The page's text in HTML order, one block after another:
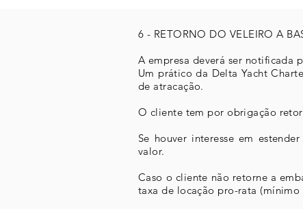
6 - RETORNO DO VELEIRO A
A empresa deverá ser notificada
Um prático da Delta Yacht
de atracação.
O cliente tem por obrigação
Se houver interesse em
valor.
Caso o cliente não retorne a
taxa de locação pro-rata (mínimo